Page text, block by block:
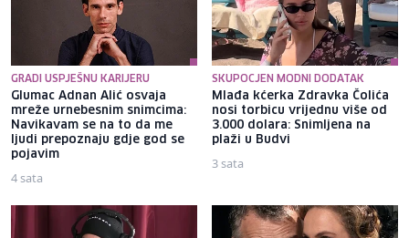
GRADI USPJEŠNU KARIJERU
Glumac Adnan Alić osvaja
mreže urnebesnim snimcima:
Navikavam se na to da me
ljudi prepoznaju gdje god se
pojavim
4 sata
SKUPOCJEN MODNI DODATAK
Mlađa kćerka Zdravka Čolića
nosi torbicu vrijednu više od
3.000 dolara: Snimljena na
plaži u Budvi
3 sata